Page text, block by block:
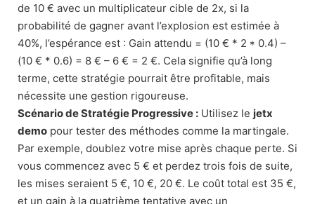
de 10 € avec un multiplicateur cible de 2x, si la
probabilité de gagner avant l’explosion est estimée à
40%, l’espérance est : Gain attendu = (10 € * 2 * 0.4) –
(10 € * 0.6) = 8 € – 6 € = 2 €. Cela signifie qu’à long
terme, cette stratégie pourrait être profitable, mais
nécessite une gestion rigoureuse.
Scénario de Stratégie Progressive : Utilisez le jetx
demo pour tester des méthodes comme la martingale.
Par exemple, doublez votre mise après chaque perte. Si
vous commencez avec 5 € et perdez trois fois de suite,
les mises seraient 5 €, 10 €, 20 €. Le coût total est 35 €,
et un gain à la quatrième tentative avec un